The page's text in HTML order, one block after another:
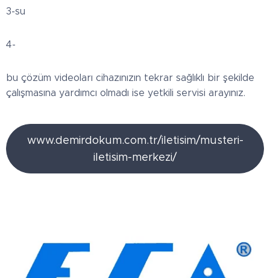
3-su
4-
bu çözüm videoları cihazınızın tekrar sağlıklı bir şekilde
çalışmasına yardımcı olmadı ise yetkili servisi arayınız.
www.demirdokum.com.tr/iletisim/musteri-
iletisim-merkezi/